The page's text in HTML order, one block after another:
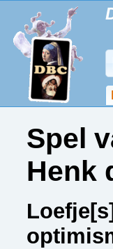
Spel
Henk